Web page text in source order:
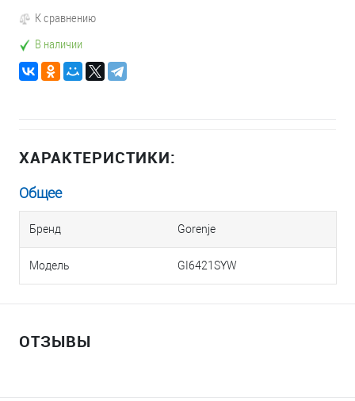
К сравнению
В наличии
ХАРАКТЕРИСТИКИ:
Общее
Бренд Gorenje
Модель GI6421SYW
ОТЗЫВЫ